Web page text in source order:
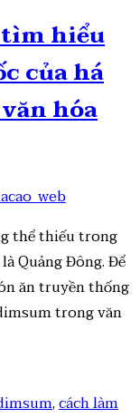
hiểu
của há
hóa
thể thiếu trong
Quảng Đông. Để
ăn truyền thống
trong văn
,cách làm